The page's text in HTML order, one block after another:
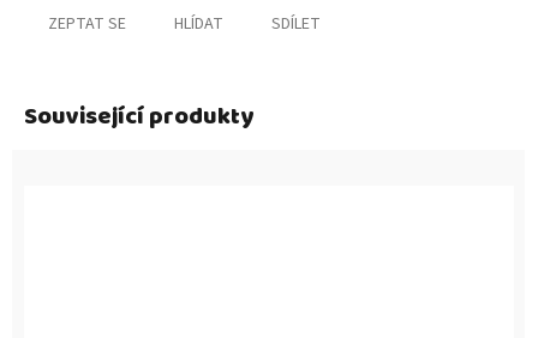
ZEPTAT SE HLÍDAT SDÍLET
Související produkty